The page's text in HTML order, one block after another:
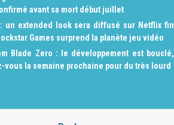
avant sa mort début juillet
: un extended look sera diffusé sur Netflix fin
Games surprend la planète jeu vidéo
Blade Zero : le développement est bouclé,
vous la semaine prochaine pour du très lourd